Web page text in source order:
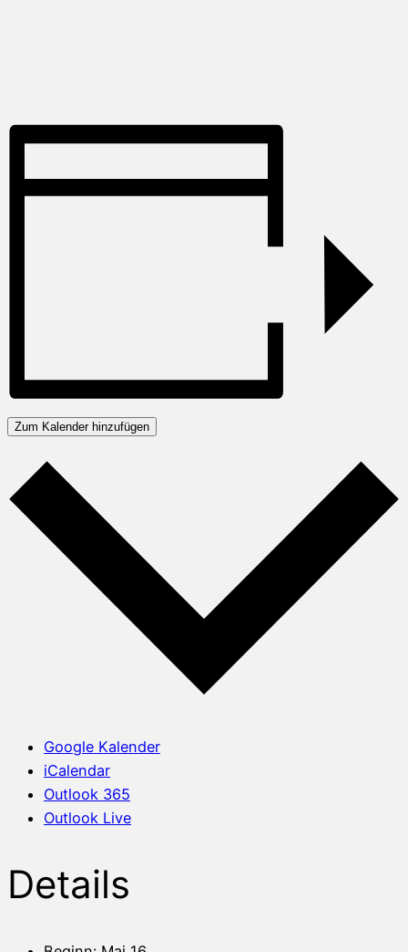
Zum Kalender hinzufügen
Google Kalender
iCalendar
Outlook 365
Outlook Live
Details